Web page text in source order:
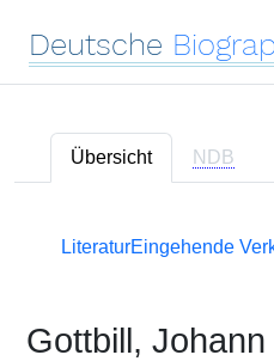
Deutsche
Übersicht NDB
LiteraturEingehende
Gottbill,